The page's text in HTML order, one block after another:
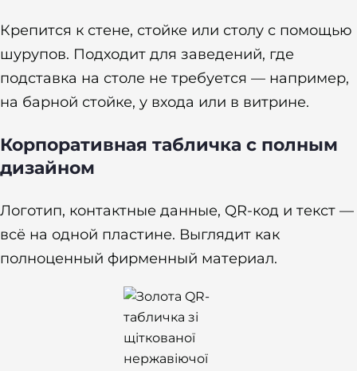
Крепится к стене, стойке или столу с помощью
шурупов. Подходит для заведений, где
подставка на столе не требуется — например,
на барной стойке, у входа или в витрине.
Корпоративная табличка с полным
дизайном
Логотип, контактные данные, QR-код и текст —
всё на одной пластине. Выглядит как
полноценный фирменный материал.